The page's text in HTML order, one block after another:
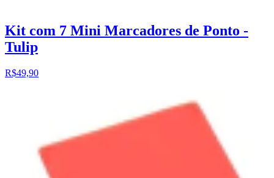
Kit com 7 Mini Marcadores de Ponto -
Tulip
R$49,90